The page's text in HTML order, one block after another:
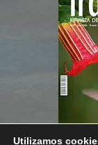
Utilizamos